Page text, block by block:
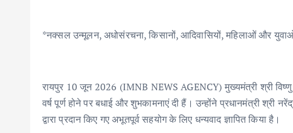
o r A dI
*नक्सल उन्मूलन, अधोसंरचना, किसानों, आदिवासियों, महिलाओं और
रायपुर 10 जून 2026 (IMNB NEWS AGENCY) मुख्यमंत्री श्री
वर्ष पूर्ण होने पर बधाई और शुभकामनाएं दी हैं। उन्होंने प्रधानमंत्री श्री
द्वारा प्रदान किए गए अभूतपूर्व सहयोग के लिए धन्यवाद ज्ञापित किया है।